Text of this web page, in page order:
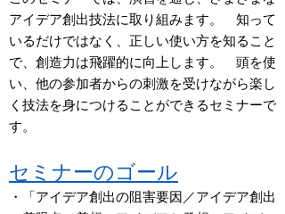
アイデア創出技法に取り組みます。 知って
いるだけではなく、正しい使い方を知ること
で、創造力は飛躍的に向上します。 頭を使
い、他の参加者からの刺激を受けながら楽し
く技法を身につけることができるセミナーで
す。
セミナーのゴール
・「アイデア創出の阻害要因／アイデア創出